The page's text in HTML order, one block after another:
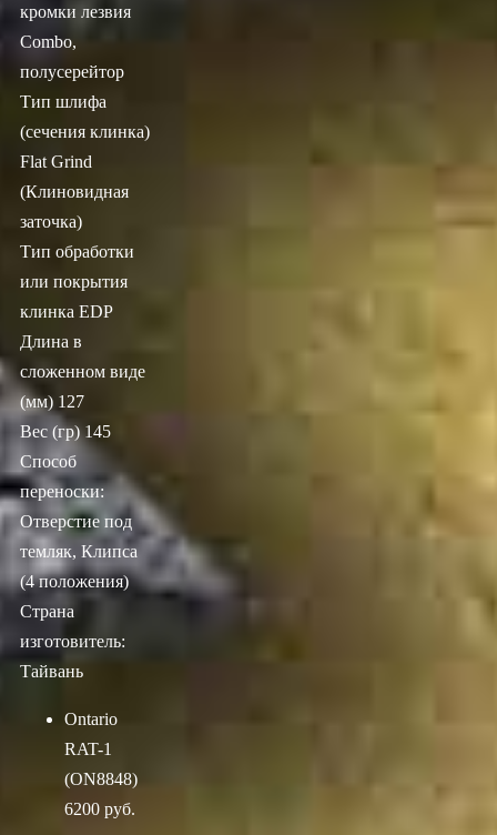
кромки лезвия
Combo,
полусерейтор
Тип шлифа
(сечения клинка)
Flat Grind
(Клиновидная
заточка)
Тип обработки
или покрытия
клинка EDP
Длина в
сложенном виде
(мм) 127
Вес (гр) 145
Способ
переноски:
Отверстие под
темляк, Клипса
(4 положения)
Страна
изготовитель:
Тайвань
Ontario
RAT-1
(ON8848)
6200 руб.